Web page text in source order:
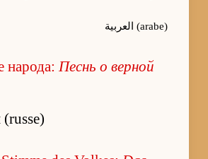
العربية (arabe)
народа: Песнь о верной